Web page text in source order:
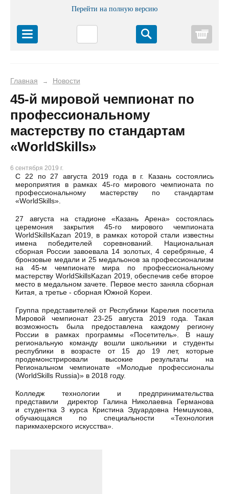
Перейти на полную версию
Главная → Новости
45-й мировой чемпионат по
профессиональному
мастерству по стандартам
«WorldSkills»
6 сентября 2019 г.
С 22 по 27 августа 2019 года в г. Казань состоялись
мероприятия в рамках 45-го мирового чемпионата по
профессиональному мастерству по стандартам
«WorldSkills».
27 августа на стадионе «Казань Арена» состоялась
церемония закрытия 45-го мирового чемпионата
WorldSkillsKazan 2019, в рамках которой стали известны
имена победителей соревнований. Национальная
сборная России завоевала 14 золотых, 4 серебряные, 4
бронзовые медали и 25 медальонов за профессионализм
на 45-м чемпионате мира по профессиональному
мастерству WorldSkillsKazan 2019, обеспечив себе второе
место в медальном зачете. Первое место заняла сборная
Китая, а третье - сборная Южной Кореи.
Группа представителей от Республики Карелия посетила
Мировой чемпионат 23-25 августа 2019 года. Такая
возможность была предоставлена каждому региону
России в рамках программы «Посетитель». В нашу
региональную команду вошли школьники и студенты
республики в возрасте от 15 до 19 лет, которые
продемонстрировали высокие результаты на
Региональном чемпионате «Молодые профессионалы
(WorldSkills Russia)» в 2018 году.
Колледж технологии и предпринимательства
представили директор Галина Николаевна Германова
и студентка 3 курса Кристина Эдуардовна Немшукова,
обучающаяся по специальности «Технология
парикмахерского искусства».